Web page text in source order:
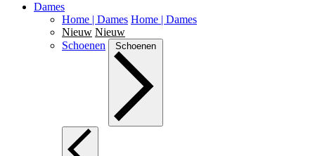
Dames
Home | Dames Home | Dames
Nieuw Nieuw
Schoenen
Schoenen